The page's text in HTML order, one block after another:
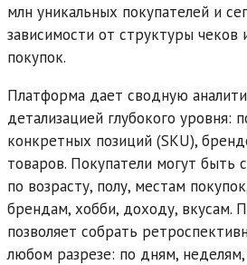
млн уникальных покупателей и
зависимости от структуры чеков
покупок.
Платформа дает сводную
детализацией глубокого уровня:
конкретных позиций (SKU),
товаров. Покупатели могут быть
по возрасту, полу, местам
брендам, хобби, доходу, вкусам.
позволяет собрать
любом разрезе: по дням,